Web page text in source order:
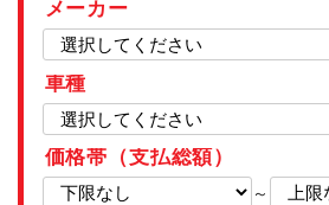
メーカー
車種
価格帯（支払総額）
～